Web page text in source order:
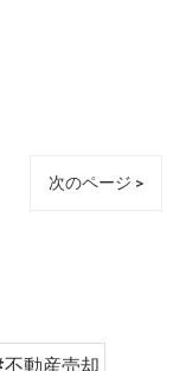
次のページ >
動産売却